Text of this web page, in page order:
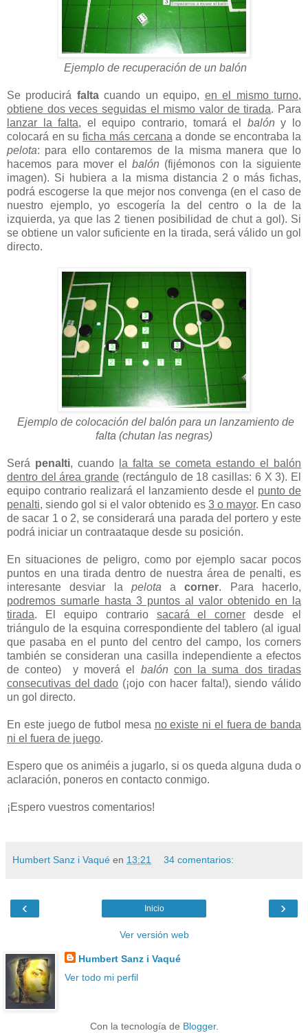
Ejemplo de recuperación de un balón
Se producirá faltacuando un equipo, en el mismo turno,
obtiene dos veces seguidas el mismo valor de tirada. Para
lanzar la falta, el equipo contrario, tomará el balóny lo
colocará en suficha más cercana a donde se encontraba la
pelota: para ello contaremos de la misma manera que lo
hacemos para mover el balón (fijémonos con la siguiente
imagen). Si hubiera a la misma distancia 2 o más fichas,
podrá escogerse la que mejor nos convenga (en el caso de
nuestro ejemplo, yo escogería la del centro o la de la
izquierda, ya que las 2 tienen posibilidad de chut a gol). Si
se obtiene un valor suficiente en la tirada, será válido un gol
directo.
Ejemplo de colocación del balón para un lanzamiento de
falta (chutan las negras)
Será penalti, cuando
la falta se cometa estando el balón
dentro del área grande (rectángulo de 18 casillas: 6 X 3). El
equipo contrario realizará el lanzamiento desde el punto de
penalti, siendo gol si el valor obtenido es 3 o mayor. En caso
de sacar 1 o 2, se considerará una parada del portero y este
podrá iniciar un contraataque desde su posición.
En situaciones de peligro, como por ejemplo sacar pocos
puntos en una tirada dentro de nuestra área de penalti, es
interesante desviar la pelota acorner. Para hacerlo,
podremos sumarle hasta 3 puntos al valor obtenido en la
tirada. El equipo contrario sacará el corner desde el
triángulo de la esquina correspondiente del tablero (al igual
que pasaba en el punto del centro del campo, los corners
también se consideran una casilla independiente a efectos
de conteo) y moverá el balón con la suma dos tiradas
consecutivas del dado (¡ojo con hacer falta!), siendo válido
un gol directo.
En este juego de futbol mesa no existe ni el fuera de banda
ni el fuera de juego.
Espero que os animéis a jugarlo, si os queda alguna duda o
aclaración, poneros en contacto conmigo.
¡Espero vuestros comentarios!
Humbert Sanz i Vaqué en 13:21 34 comentarios:
‹ ›
Inicio
Ver versión web
Humbert Sanz i Vaqué
Ver todo mi perfil
Con la tecnología de Blogger.